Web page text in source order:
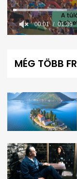
minute,
00:02 01:39
MÉG TÖBB